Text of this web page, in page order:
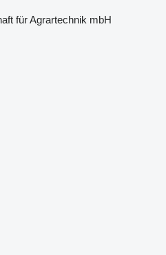
für Agrartechnik mbH